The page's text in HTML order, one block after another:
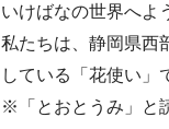
いけばなの世界へよ
私たちは、静岡県西
している「花使い」
※「とおとうみ」と